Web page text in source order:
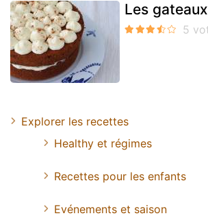
Les gateaux
Explorer les recettes
Healthy et régimes
Recettes pour les enfants
Evénements et saison